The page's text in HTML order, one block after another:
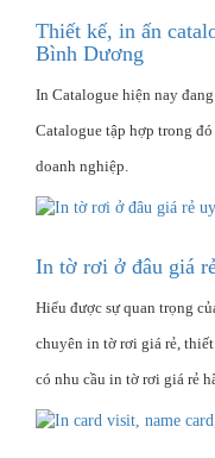
Thiết kế, in ấn
Bình Dương
In Catalogue hiện nay
Catalogue tập hợp trong
doanh nghiệp.
In tờ rơi ở đâu giá
Hiểu được sự quan trọng
chuyên in tờ rơi giá rẻ,
có nhu cầu in tờ rơi giá rẻ